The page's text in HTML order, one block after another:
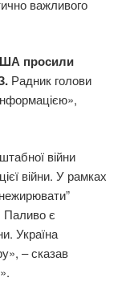
важливого
просили
Радник голови
війни
війни. У рамках
Паливо є
Україна
– сказав